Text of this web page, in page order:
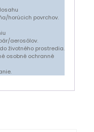
horúcich povrchov.
aerosólov.
životného prostredia.
osobné ochranné